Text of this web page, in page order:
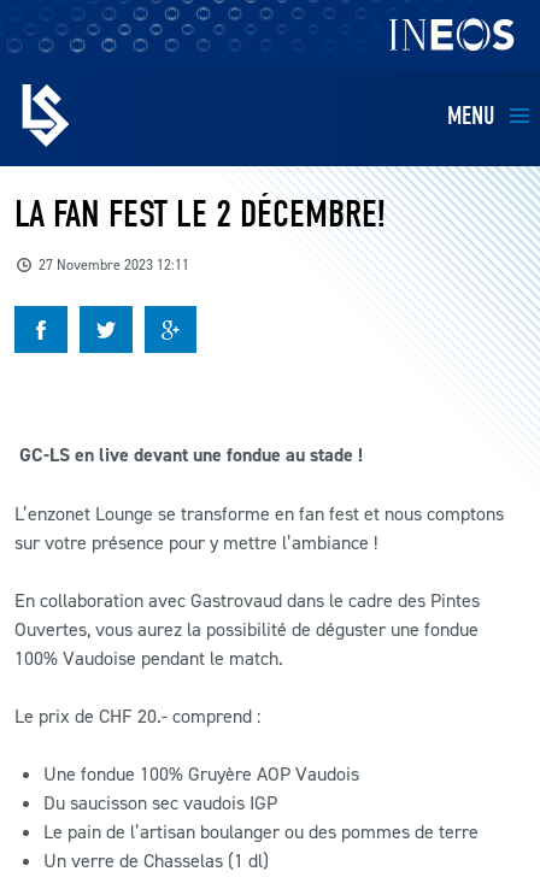
MENU
EQUIPES
BILLETTERIE
FANS
BUSINESS
RESTAURATION
CLUB
CONTACT
ACTUALITÉS
LS E-SHOP
L’APP DU LS
LS ACADEMY CAMPS
LA FAN FEST LE 2 DÉCEMBRE!
27 Novembre 2023 12:11
GC-LS en live devant une fondue au stade !
L’enzonet Lounge se transforme en fan fest et nous comptons
sur votre présence pour y mettre l’ambiance !
En collaboration avec Gastrovaud dans le cadre des Pintes
Ouvertes, vous aurez la possibilité de déguster une fondue
100% Vaudoise pendant le match.
Le prix de CHF 20.- comprend :
Une fondue 100% Gruyère AOP Vaudois
Du saucisson sec vaudois IGP
Le pain de l’artisan boulanger ou des pommes de terre
Un verre de Chasselas (1 dl)